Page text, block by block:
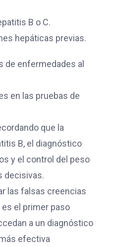
B o C.
hepáticas previas.
de enfermedades al
en las pruebas de
que la
B, el diagnóstico
y el control del peso
decisivas.
las falsas creencias
el primer paso
a un diagnóstico
efectiva